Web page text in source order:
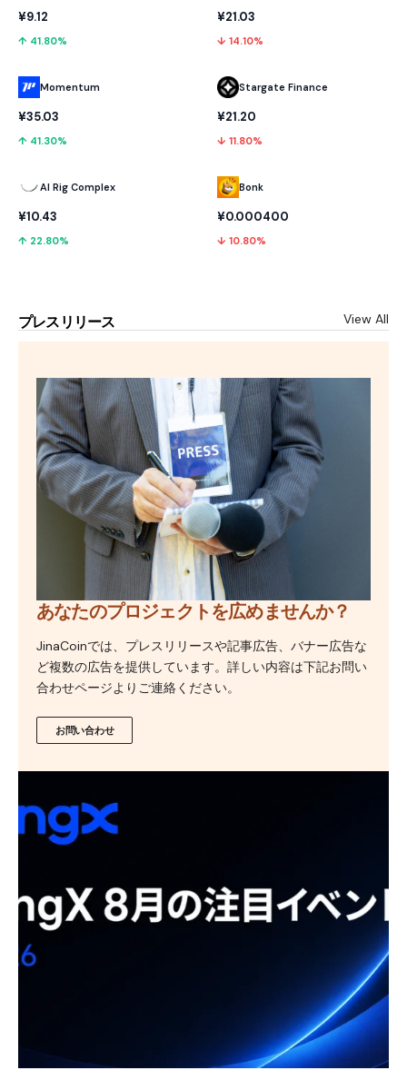
¥9.12
↑ 41.80%
Momentum
¥35.03
↑ 41.30%
AI Rig Complex
¥10.43
↑ 22.80%
¥21.03
↓ 14.10%
Stargate Finance
¥21.20
↓ 11.80%
Bonk
¥0.000400
↓ 10.80%
プレスリリース View All
あなたのプロジェクトを広めませんか？
JinaCoinでは、プレスリリースや記事広告、バナー広告な
ど複数の広告を提供しています。詳しい内容は下記お問い
合わせページよりご連絡ください。
お問い合わせ